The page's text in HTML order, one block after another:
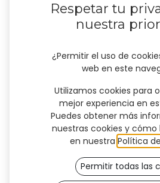
Respetar tu
nuestra
¿Permitir el uso de
web en este
Utilizamos cookies para
mejor experiencia en
Puedes obtener más
nuestras cookies y cómo
en nuestra Política
Permitir todas las